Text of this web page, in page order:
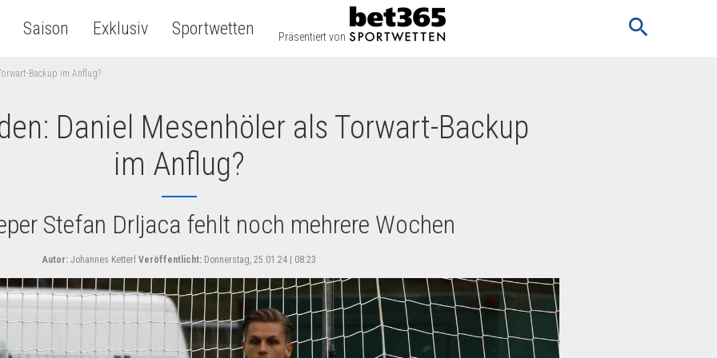
Saison Exklusiv Sportwetten Präsentiert von search
Backup im Anflug?
Daniel Mesenhöler als Torwart-Backup
im Anflug?
Stefan Drljaca fehlt noch mehrere Wochen
Autor: Johannes Ketterl Veröffentlicht: Donnerstag, 25.01.24 | 08:23